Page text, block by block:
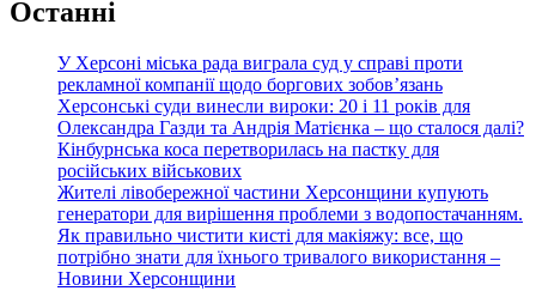
Останні
У Херсоні міська рада виграла суд у справі проти
рекламної компанії щодо боргових зобов’язань
Херсонські суди винесли вироки: 20 і 11 років для
Олександра Газди та Андрія Матієнка – що сталося далі?
Кінбурнська коса перетворилась на пастку для
російських військових
Жителі лівобережної частини Херсонщини купують
генератори для вирішення проблеми з водопостачанням.
Як правильно чистити кисті для макіяжу: все, що
потрібно знати для їхнього тривалого використання –
Новини Херсонщини